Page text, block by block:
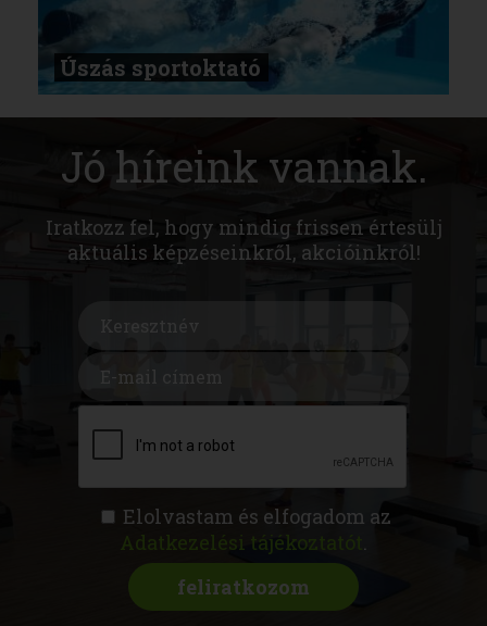
Úszás sportoktató
Jó híreink vannak.
Iratkozz fel, hogy mindig frissen értesülj
aktuális képzéseinkről, akcióinkról!
Elolvastam és elfogadom az
Adatkezelési tájékoztatót .
FITNESS AKADÉMIA
RÓLUNK MAGAZIN
CSATLAKOZZ